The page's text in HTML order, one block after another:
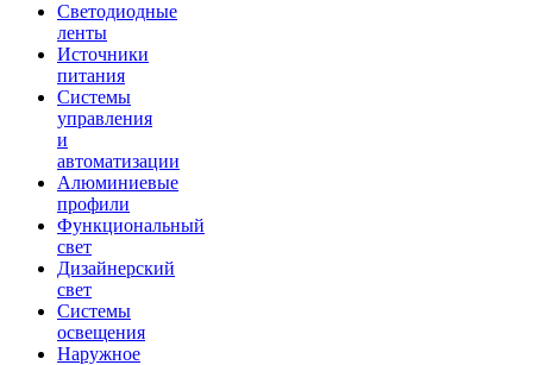
Светодиодные
ленты
Источники
питания
Системы
управления
и
автоматизации
Алюминиевые
профили
Функциональный
свет
Дизайнерский
свет
Системы
освещения
Наружное